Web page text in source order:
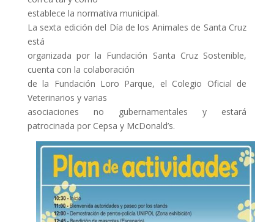
establece la normativa municipal.
La sexta edición del Día de los Animales de Santa Cruz
está
organizada por la Fundación Santa Cruz Sostenible,
cuenta con la colaboración
de la Fundación Loro Parque, el Colegio Oficial de
Veterinarios y varias
asociaciones no gubernamentales y estará
patrocinada por Cepsa y McDonald’s.